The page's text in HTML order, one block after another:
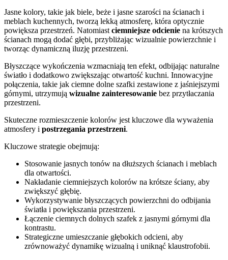
Jasne kolory, takie jak biele, beże i jasne szarości na ścianach i
meblach kuchennych, tworzą lekką atmosferę, która optycznie
powiększa przestrzeń. Natomiast ciemniejsze odcienie na krótszych
ścianach mogą dodać głębi, przybliżając wizualnie powierzchnie i
tworząc dynamiczną iluzję przestrzeni.
Błyszczące wykończenia wzmacniają ten efekt, odbijając naturalne
światło i dodatkowo zwiększając otwartość kuchni. Innowacyjne
połączenia, takie jak ciemne dolne szafki zestawione z jaśniejszymi
górnymi, utrzymują wizualne zainteresowanie bez przytłaczania
przestrzeni.
Skuteczne rozmieszczenie kolorów jest kluczowe dla wyważenia
atmosfery i postrzegania przestrzeni.
Kluczowe strategie obejmują:
Stosowanie jasnych tonów na dłuższych ścianach i meblach
dla otwartości.
Nakładanie ciemniejszych kolorów na krótsze ściany, aby
zwiększyć głębię.
Wykorzystywanie błyszczących powierzchni do odbijania
światła i powiększania przestrzeni.
Łączenie ciemnych dolnych szafek z jasnymi górnymi dla
kontrastu.
Strategiczne umieszczanie głębokich odcieni, aby
zrównoważyć dynamikę wizualną i uniknąć klaustrofobii.